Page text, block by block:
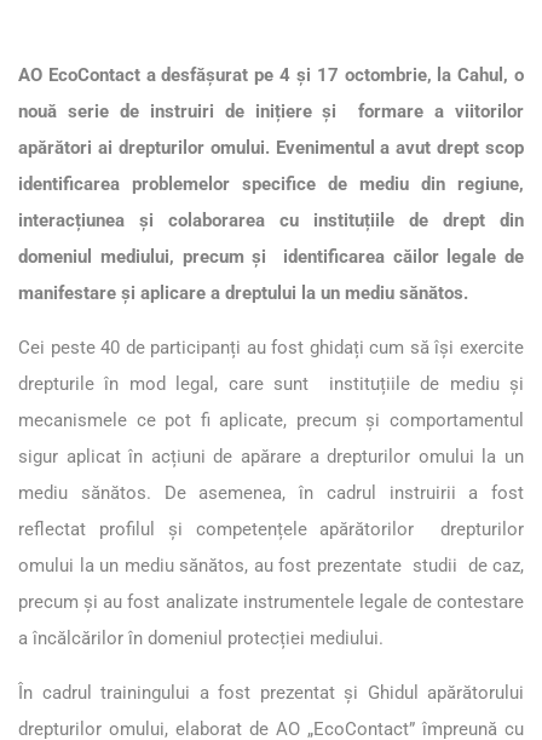
AO EcoContact a desfășurat pe 4 și 17 octombrie, la Cahul, o
nouă serie de instruiri de inițiere și formare a viitorilor
apărători ai drepturilor omului. Evenimentul a avut drept scop
identificarea problemelor specifice de mediu din regiune,
interacțiunea și colaborarea cu instituțiile de drept din
domeniul mediului, precum și identificarea căilor legale de
manifestare și aplicare a dreptului la un mediu sănătos.
Cei peste 40 de participanți au fost ghidați cum să își exercite
drepturile în mod legal, care sunt instituțiile de mediu și
mecanismele ce pot fi aplicate, precum și comportamentul
sigur aplicat în acțiuni de apărare a drepturilor omului la un
mediu sănătos. De asemenea, în cadrul instruirii a fost
reflectat profilul și competențele apărătorilor drepturilor
omului la un mediu sănătos, au fost prezentate studii de caz,
precum și au fost analizate instrumentele legale de contestare
a încălcărilor în domeniul protecției mediului.
În cadrul trainingului a fost prezentat și Ghidul apărătorului
drepturilor omului, elaborat de AO „EcoContact” împreună cu